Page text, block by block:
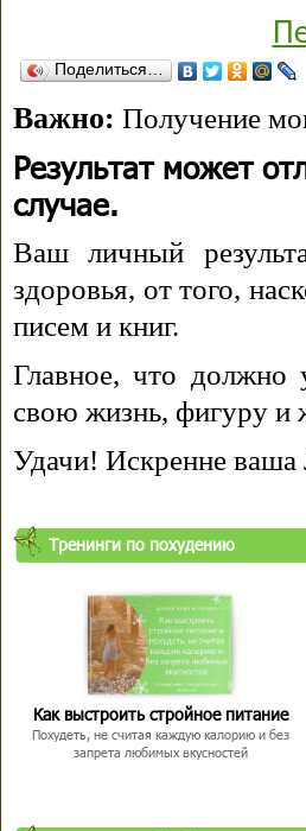
Поделиться…
Важно: Получение
Результат может
случае.
Ваш личный
здоровья, от того,
писем и книг.
Главное, что должно
свою жизнь, фигуру и
Удачи! Искренне
Тренинги по похудению
Как выстроить стройное питание
Похудеть, не считая каждую калорию и без
запрета любимых вкусностей